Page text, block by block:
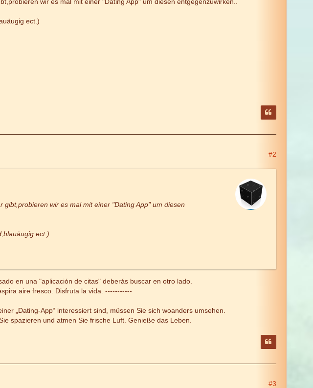
ect.)
#2
wir es mal mit einer "Dating App" um diesen
ect.)
en una "aplicación de citas" deberás buscar en otro lado.
aire fresco. Disfruta la vida. -----------
„Dating-App“ interessiert sind, müssen Sie sich woanders umsehen.
spazieren und atmen Sie frische Luft. Genieße das Leben.
#3